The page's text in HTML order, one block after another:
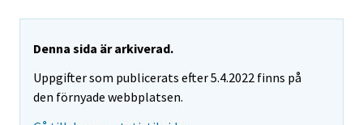
Denna sida är arkiverad.
Uppgifter som publicerats efter 5.4.2022 finns på
den förnyade webbplatsen.